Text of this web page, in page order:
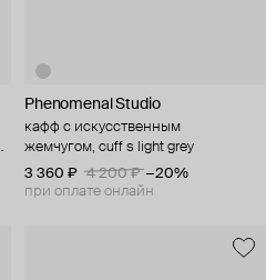
Phenomenal Studio
кафф с искусственным
жемчугом, cuff s light grey
3 360 ₽
4 200 ₽ −20%
при оплате онлайн